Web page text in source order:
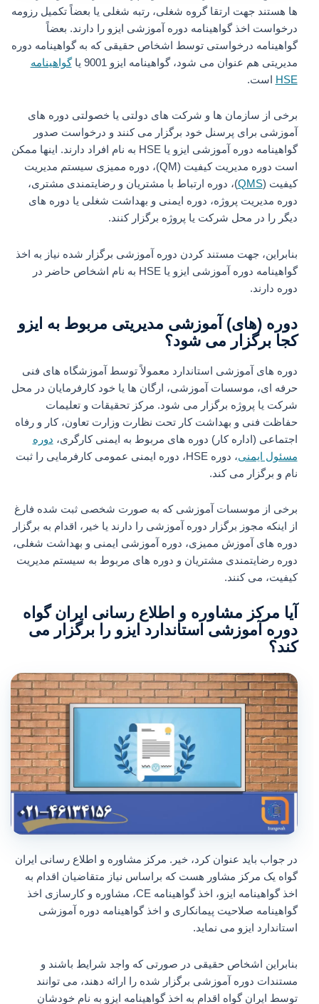
ها هستند جهت ارتقا گروه شغلی، رتبه شغلی یا بعضاً تکمیل رزومه
درخواست اخذ گواهینامه دوره آموزشی ایزو را دارند. بعضاً
گواهینامه درخواستی توسط اشخاص حقیقی که به گواهینامه دوره
مدیریتی هم عنوان می شود، گواهینامه ایزو 9001 یا
گواهینامه
HSEاست.
برخی از سازمان ها و شرکت های دولتی یا خصولتی دوره های
آموزشی برای پرسنل خود برگزار می کنند و درخواست صدور
گواهینامه دوره آموزشی ایزو یا HSE به نام افراد دارند. اینها ممکن
است دوره مدیریت کیفیت (QM)، دوره ممیزی سیستم مدیریت
کیفیت ( QMS)، دوره ارتباط با مشتریان و رضایتمندی مشتری،
دوره مدیریت پروژه، دوره ایمنی و بهداشت شغلی یا دوره های
دیگر را در محل شرکت یا پروژه برگزار کنند.
بنابراین، جهت مستند کردن دوره آموزشی برگزار شده نیاز به اخذ
گواهینامه دوره آموزشی ایزو یا HSE به نام اشخاص حاضر در
دوره دارند.
دوره (های) آموزشی مدیریتی مربوط به ایزو
کجا برگزار می شود؟
دوره های آموزشی استاندارد معمولاً توسط آموزشگاه های فنی
حرفه ای، موسسات آموزشی، ارگان ها یا خود کارفرمایان در محل
شرکت یا پروژه برگزار می شود. مرکز تحقیقات و تعلیمات
حفاظت فنی و بهداشت کار تحت نظارت وزارت تعاون، کار و رفاه
اجتماعی (اداره کار) دوره های مربوط به ایمنی کارگری،دوره
مسئول ایمنی
، دوره HSE، دوره ایمنی عمومی کارفرمایی را ثبت
نام و برگزار می کند.
برخی از موسسات آموزشی که به صورت شخصی ثبت شده فارغ
از اینکه مجوز برگزار دوره آموزشی را دارند یا خیر، اقدام به برگزار
دوره های آموزش ممیزی، دوره آموزشی ایمنی و بهداشت شغلی،
دوره رضایتمندی مشتریان و دوره های مربوط به سیستم مدیریت
کیفیت، می کنند.
آیا مرکز مشاوره و اطلاع رسانی ایران گواه
دوره آموزشی استاندارد ایزو را برگزار می
کند؟
در جواب باید عنوان کرد، خیر. مرکز مشاوره و اطلاع رسانی ایران
گواه یک مرکز مشاور هست که براساس نیاز متقاضیان اقدام به
اخذ گواهینامه ایزو، اخذ گواهینامه CE، مشاوره و کارسازی اخذ
گواهینامه صلاحیت پیمانکاری و اخذ گواهینامه دوره آموزشی
استاندارد ایزو می نماید.
بنابراین اشخاص حقیقی در صورتی که واجد شرایط باشند و
مستندات دوره آموزشی برگزار شده را ارائه دهند، می توانند
توسط ایران گواه اقدام به اخذ گواهینامه ایزو به نام خودشان